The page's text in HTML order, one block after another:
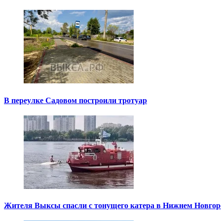
В переулке Садовом построили тротуар
Жителя Выксы спасли с тонущего катера в Нижнем